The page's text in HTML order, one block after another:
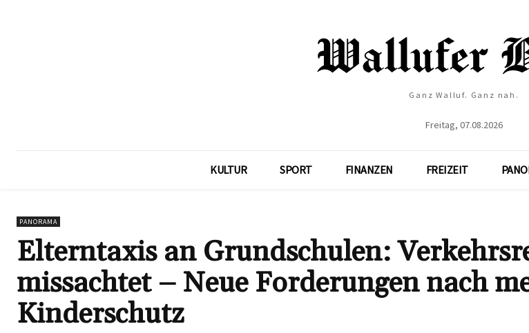
Ganz Walluf. Ganz nah.
Freitag, 07.08.2026
KULTUR SPORT FINANZEN FREIZEIT
PANORAMA
Elterntaxis an Grundschulen:
missachtet – Neue Forderungen nach
Kinderschutz